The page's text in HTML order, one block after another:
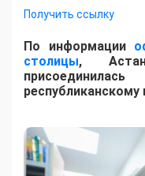
Получить ссылку
По информации
столицы,
республиканскому